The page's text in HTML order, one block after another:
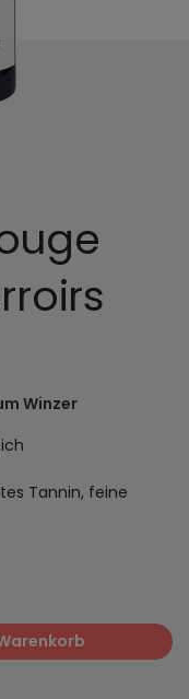
Winzer
Tannin, feine